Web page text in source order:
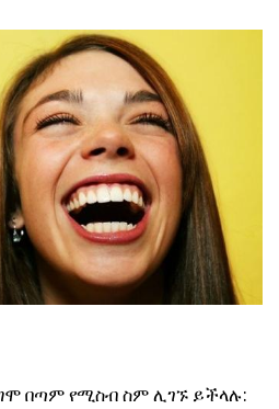
በጣም የሚስብ ስም ሊገኙ ይችላሉ: